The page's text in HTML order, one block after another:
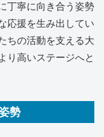
丁寧に向き合う姿勢
応援を生み出してい
ちの活動を支える大
り高いステージへと
勢